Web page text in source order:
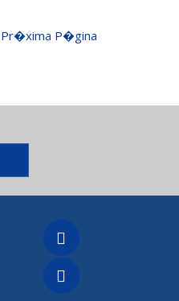
Pr�xima P�gina